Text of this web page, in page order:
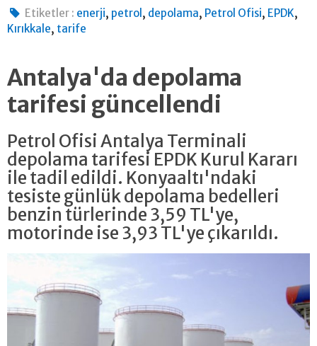
Etiketler : enerji, petrol , depolama, Petrol Ofisi, EPDK,
Kırıkkale, tarife
Antalya'da depolama
tarifesi güncellendi
Petrol Ofisi Antalya Terminali
depolama tarifesi EPDK Kurul Kararı
ile tadil edildi. Konyaaltı'ndaki
tesiste günlük depolama bedelleri
benzin türlerinde 3,59 TL'ye,
motorinde ise 3,93 TL'ye çıkarıldı.